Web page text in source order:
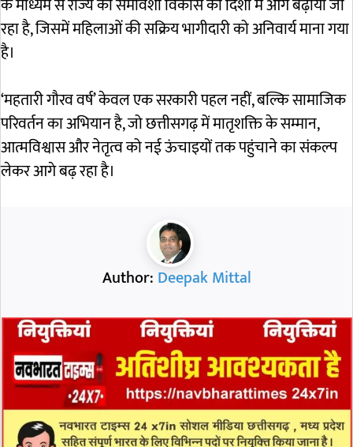
रहा है, जिसमें महिलाओं की सक्रिय भागीदारी को अनिवार्य माना गया
है।
‘महतारी गौरव वर्ष’ केवल एक सरकारी पहल नहीं, बल्कि सामाजिक
परिवर्तन का अभियान है, जो छत्तीसगढ़ में मातृशक्ति के सम्मान,
आत्मविश्वास और नेतृत्व को नई ऊंचाइयों तक पहुंचाने का संकल्प
लेकर आगे बढ़ रहा है।
Author: Deepak Mittal